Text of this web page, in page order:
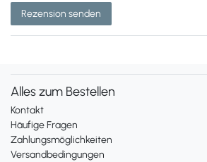
Rezension senden
Alles zum Bestellen
Kontakt
Häufige Fragen
Zahlungsmöglichkeiten
Versandbedingungen